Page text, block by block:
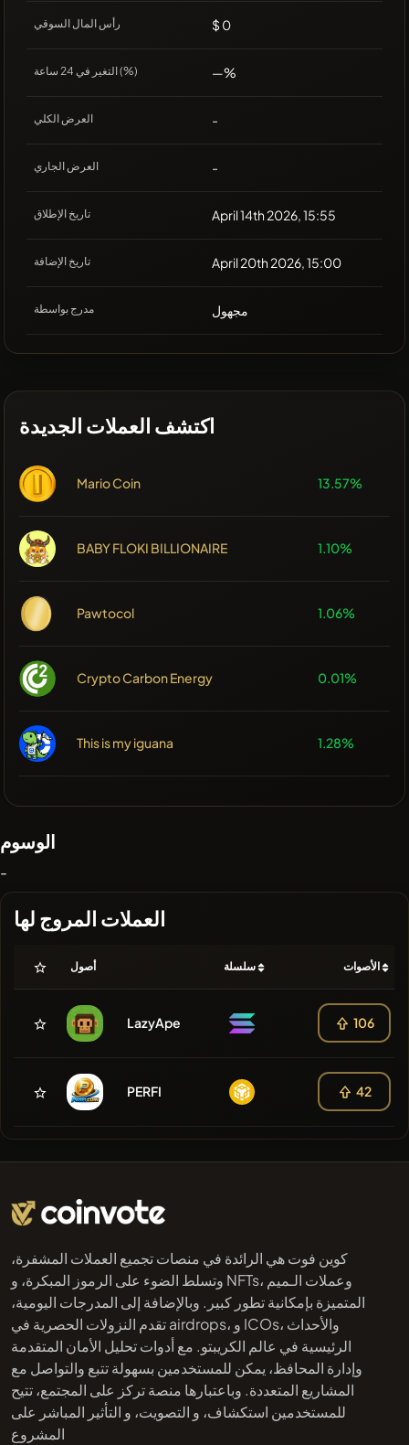
رأس المال السوقي $ 0
التغير في 24 ساعة (%) —%
العرض الكلي -
العرض الجاري -
تاريخ الإطلاق April 14th 2026, 15:55
تاريخ الإضافة April 20th 2026, 15:00
مدرج بواسطة مجهول
اكتشف العملات الجديدة
Mario Coin 13.57%
BABY FLOKI BILLIONAIRE 1.10%
Pawtocol 1.06%
Crypto Carbon Energy 0.01%
This is my iguana 1.28%
الوسوم
-
العملات المروج لها
أصول سلسلة الأصوات
LazyApe 106
PERFI 42
كوين فوت هي الرائدة في منصات تجميع العملات المشفرة،
وتسلط الضوء على الرموز المبكرة، و NFTs، وعملات الـميم
المتميزة بإمكانية تطور كبير. وبالإضافة إلى المدرجات اليومية،
تقدم النزولات الحصرية في airdrops، و ICOs، والأحداث
الرئيسية في عالم الكريبتو. مع أدوات تحليل الأمان المتقدمة
وإدارة المحافظ، يمكن للمستخدمين بسهولة تتبع والتواصل مع
المشاريع المتعددة. وباعتبارها منصة تركز على المجتمع، تتيح
للمستخدمين استكشاف، و التصويت، و التأثير المباشر على
المشروع